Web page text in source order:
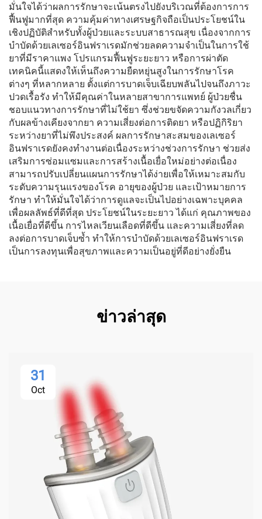
มั่นใจได้ว่าผลการรักษาจะเน้นตรงไปยังบริเวณที่ต้องการการ
ฟื้นฟูมากที่สุด ความคุ้มค่าทางเศรษฐกิจถือเป็นประโยชน์ใน
เชิงปฏิบัติสำหรับทั้งผู้ป่วยและระบบสาธารณสุข เนื่องจากการ
บำบัดด้วยเลเซอร์อินฟราเรดมักช่วยลดความจำเป็นในการใช้
ยาที่มีราคาแพง โปรแกรมฟื้นฟูระยะยาว หรือการผ่าตัด
เทคนิคนี้แสดงให้เห็นถึงความยืดหยุ่นสูงในการรักษาโรค
ต่างๆ ที่หลากหลาย ตั้งแต่การบาดเจ็บเฉียบพลันไปจนถึงภาวะ
ปวดเรื้อรัง ทำให้มีคุณค่าในหลายสาขาการแพทย์ ผู้ป่วยชื่น
ชอบแนวทางการรักษาที่ไม่ใช้ยา ซึ่งช่วยขจัดความกังวลเกี่ยว
กับผลข้างเคียงจากยา ความเสี่ยงต่อการติดยา หรือปฏิกิริยา
ระหว่างยาที่ไม่พึงประสงค์ ผลการรักษาสะสมของเลเซอร์
อินฟราเรดยังคงทำงานต่อเนื่องระหว่างช่วงการรักษา ช่วยส่ง
เสริมการซ่อมแซมและการสร้างเนื้อเยื่อใหม่อย่างต่อเนื่อง
สามารถปรับเปลี่ยนแผนการรักษาได้ง่ายเพื่อให้เหมาะสมกับ
ระดับความรุนแรงของโรค อายุของผู้ป่วย และเป้าหมายการ
รักษา ทำให้มั่นใจได้ว่าการดูแลจะเป็นไปอย่างเฉพาะบุคคล
เพื่อผลลัพธ์ที่ดีที่สุด ประโยชน์ในระยะยาว ได้แก่ คุณภาพของ
เนื้อเยื่อที่ดีขึ้น การไหลเวียนเลือดที่ดีขึ้น และความเสี่ยงที่ลด
ลงต่อการบาดเจ็บซ้ำ ทำให้การบำบัดด้วยเลเซอร์อินฟราเรด
เป็นการลงทุนเพื่อสุขภาพและความเป็นอยู่ที่ดีอย่างยั่งยืน
ข่าวล่าสุด
31
Oct